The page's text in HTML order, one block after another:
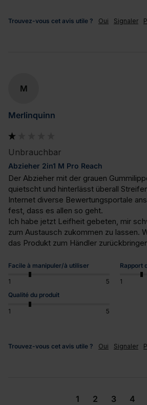
Trouvez-vous cet avis utile ? Oui Signaler
M
Merlinquinn
Unbrauchbar
Abzieher 2in1 M Pro Reach
Der Abzieher mit der grauen
quietscht und hinterlässt überall
Internet diverse Bewertungsportale
fest, dass es allen so geht.
Ich habe jetzt Leifheit gebeten, mir
zum Austausch zukommen zu lassen.
das Produkt zum Händler
Facile à manipuler/à utiliser
1 5
Rapport
1
Qualité du produit
1 5
Trouvez-vous cet avis utile ? Oui Signaler
1 2 3 4